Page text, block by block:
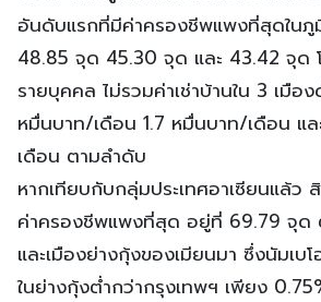
อันดับแรกที่มีค่าครองชีพแพงที่สุดในภู
48.85 จุด 45.30 จุด และ 43.42 จุด
รายบุคคล ไม่รวมค่าเช่าบ้านใน 3 เมือ
หมื่นบาท/เดือน 1.7 หมื่นบาท/เดือน แ
เดือน ตามลำดับ
หากเทียบกับกลุ่มประเทศอาเซียนแล้ว
ค่าครองชีพแพงที่สุด อยู่ที่ 69.79 จุด
และเมืองย่างกุ้งของเมียนมา ซึ่งนัมเบ
ในย่างกุ้งต่ำกว่ากรุงเทพฯ เพียง